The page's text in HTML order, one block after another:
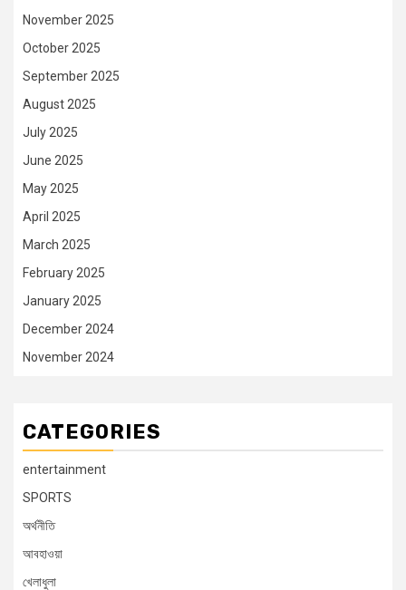
November 2025
October 2025
September 2025
August 2025
July 2025
June 2025
May 2025
April 2025
March 2025
February 2025
January 2025
December 2024
November 2024
CATEGORIES
entertainment
SPORTS
অর্থনীতি
আবহাওয়া
খেলাধুলা